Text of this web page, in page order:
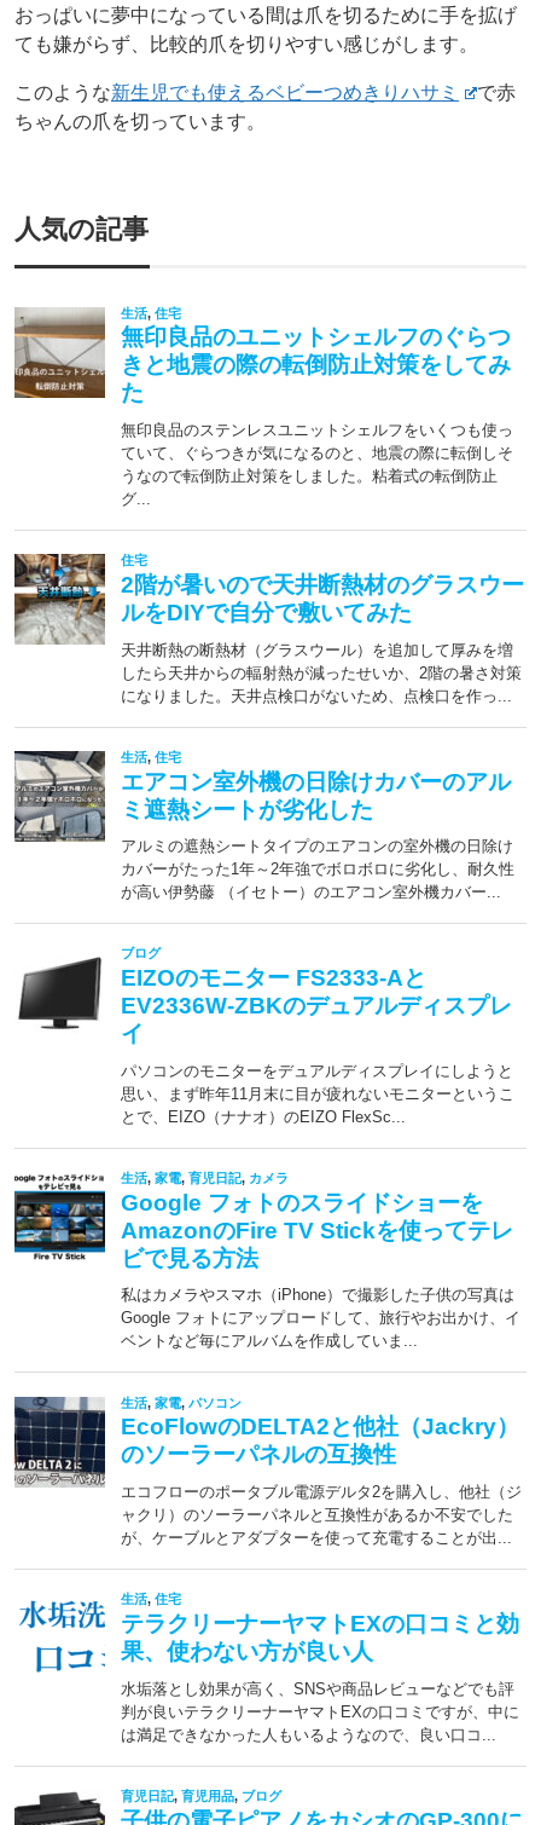
おっぱいに夢中になっている間は爪を切るために手を拡げ
ても嫌がらず、比較的爪を切りやすい感じがします。
このような新生児でも使えるベビーつめきりハサミ
で赤
ちゃんの爪を切っています。
人気の記事